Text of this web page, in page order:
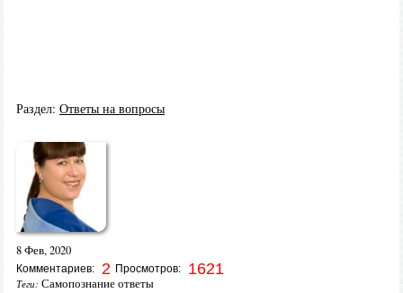
Раздел: Ответы на вопросы
8 Фев, 2020
Комментариев: 2 Просмотров: 1621
Теги: Самопознание ответы